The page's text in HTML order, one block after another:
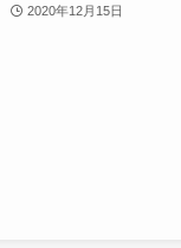
2020年12月15日